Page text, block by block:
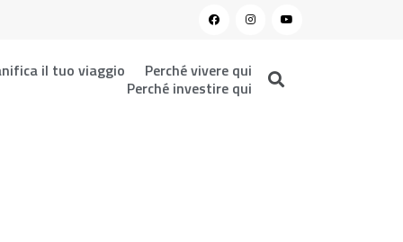
il tuo viaggio
Perché vivere qui
Perché investire qui